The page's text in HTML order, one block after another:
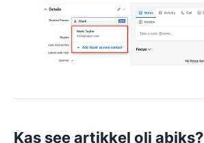
Kas see artikkel oli abiks?